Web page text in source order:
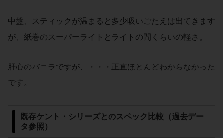
中盤、スティックが温まると多少吸いごたえは出てきます
が、紙巻のスーパーライトとライトの間くらいの軽さ。
肝心のバニラですが、・・・正直ほとんどわからなかった
です。
既存ケント・シリーズとのスペック比較（過去デー
タ参照）